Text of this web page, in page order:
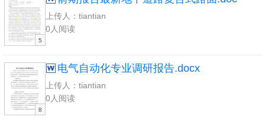
5
上传人：tiantian
0人阅读
8
电气自动化专业调研报告.docx
上传人：tiantian
0人阅读